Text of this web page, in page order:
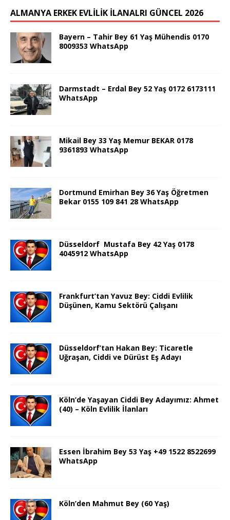
ALMANYA ERKEK EVLİLİK İLANALRI GÜNCEL 2026
Bayern – Tahir Bey 61 Yaş Mühendis 0170
8009353 WhatsApp
Darmstadt – Erdal Bey 52 Yaş 0172 6173111
WhatsApp
Mikail Bey 33 Yaş Memur BEKAR 0178
9361893 WhatsApp
Dortmund Emirhan Bey 36 Yaş Öğretmen
Bekar 0155 109 841 28 WhatsApp
Düsseldorf Mustafa Bey 42 Yaş 0178
4045912 WhatsApp
Frankfurt’tan Yavuz Bey: Ciddi Evlilik
Düşünen, Kamu Sektörü Çalışanı
Düsseldorf’tan Hakan Bey: Ticaretle
Uğraşan, Ciddi ve Dürüst Eş Adayı
Köln’de Yaşayan Ciddi Bey Adayımız: Ahmet
(40) – Köln Evlilik İlanları
Essen İbrahim Bey 53 Yaş +49 1522 8522699
WhatsApp
Köln’den Mahmut Bey (60 Yaş)